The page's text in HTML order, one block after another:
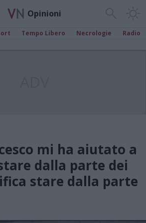
Opinioni
Tempo Libero Necrologie Radio
mi ha aiutato a
dalla parte dei
stare dalla parte